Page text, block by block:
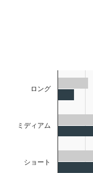
ロング
ミディアム
ショート